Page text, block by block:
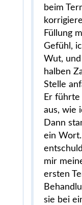
beim
Füllung
Gefühl,
Wut,
halben
Stelle
Er
aus, wie
Dann
ein
mir
ersten
sie bei